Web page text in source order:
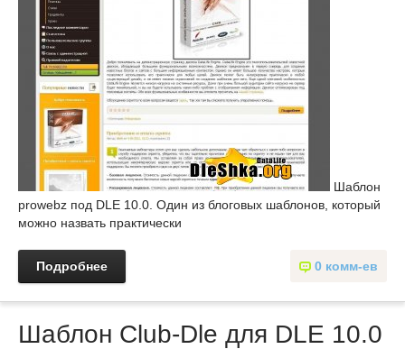
Шаблон
prowebz под DLE 10.0. Один из блоговых шаблонов, который
можно назвать практически
0 комм-ев
Подробнее
Шаблон Club-Dle для DLE 10.0